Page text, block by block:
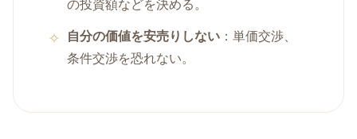
の投資額などを決める。
自分の価値を安売りしない ：単価交渉、
条件交渉を恐れない。